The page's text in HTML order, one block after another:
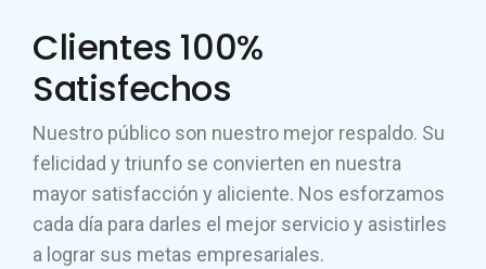
Clientes 100%
Satisfechos
Nuestro público son nuestro mejor respaldo. Su
felicidad y triunfo se convierten en nuestra
mayor satisfacción y aliciente. Nos esforzamos
cada día para darles el mejor servicio y asistirles
a lograr sus metas empresariales.